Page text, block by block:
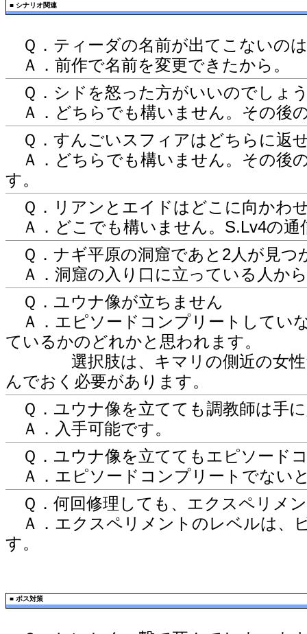
■ シナリオ関連
Ｑ．ティーダの名前が出てこないの
Ａ．前作で名前を変更できたから。
Ｑ．シドを怒った方がいいのでしょ
Ａ．どちらでも構いません。その後
Ｑ．すんごいスフィアはどちらに返
Ａ．どちらでも構いません。その後
す。
Ｑ．リアンとエイドはどこに向かわ
Ａ．どこでも構いません。S.Lv4の
Ｑ．ナギ平原の洞窟であと2人が見つ
Ａ．洞窟の入り口に立っている人か
Ｑ．ユウナ像が立ちません
Ａ．エピソードコンプリートしてい
ているかのどれかと思われます。
選択肢は、キマリの側近の女性だ
んでおく必要があります。
Ｑ．ユウナ像を立てても調教師は手
Ａ．入手可能です。
Ｑ．ユウナ像を立ててもエピソード
Ａ．エピソードコンプリートでない
Ｑ．何回修理しても、エクスペリメ
Ａ．エクスペリメントのレベルは、
す。
■ ボス対策